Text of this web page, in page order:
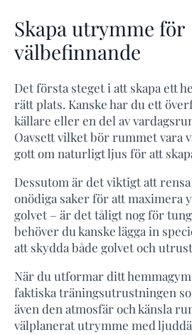
Skapa utrymme för
välbefinnande
Det första steget i att skapa ett
rätt plats. Kanske har du ett
källare eller en del av
Oavsett vilket bör rummet vara
gott om naturligt ljus för att
Dessutom är det viktigt att
onödiga saker för att maximera
golvet – är det tåligt nog för
behöver du kanske lägga in
att skydda både golvet och
När du utformar ditt
faktiska träningsutrustningen
även den atmosfär och känsla
välplanerat utrymme med